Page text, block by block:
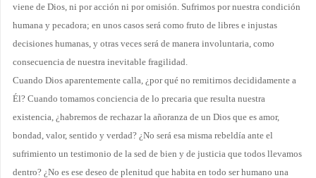
viene de Dios, ni por acción ni por omisión. Su­frimos por nuestra condición
humana y pecadora; en unos casos será como fruto de libres e injustas
decisiones humanas, y otras veces será de manera involuntaria, como
consecuencia de nuestra in­evitable fragilidad.
Cuando Dios aparentemente calla, ¿por qué no remitirnos decididamente a
Él? Cuando tomamos conciencia de lo precaria que resulta nuestra
existencia, ¿habremos de rechazar la añoranza de un Dios que es amor,
bondad, valor, sentido y verdad? ¿No será esa misma rebeldía ante el
sufrimiento un testimonio de la sed de bien y de justicia que todos llevamos
dentro? ¿No es ese deseo de plenitud que habita en todo ser humano una